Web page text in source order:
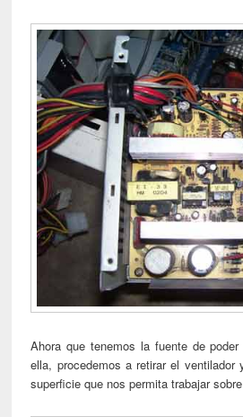
Ahora que tenemos la fuente de
ella, procedemos a retirar el ventilador
superficie que nos permita trabajar